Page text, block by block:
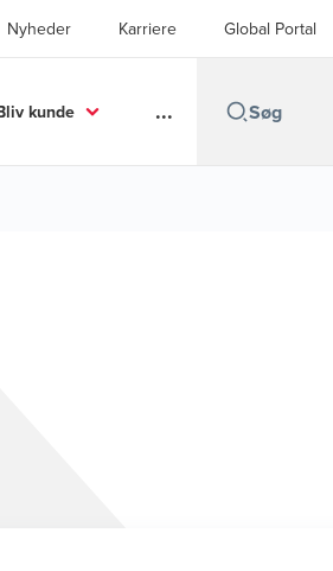
Nyheder Karriere Global Portal
kunde ...